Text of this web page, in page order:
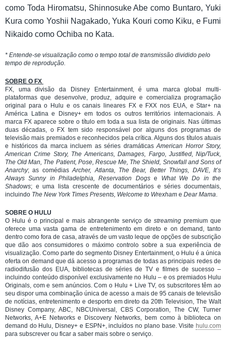
como Toda Hiromatsu, Shinnosuke Abe como Buntaro, Yuki
Kura como Yoshii Nagakado, Yuka Kouri como Kiku, e Fumi
Nikaido como Ochiba no Kata.
* Entende-se visualização como o tempo total de transmissão dividido pelo
tempo de reprodução.
SOBRE O FX
FX, uma divisão da Disney Entertainment, é uma marca global multi-
plataformas que desenvolve, produz, adquire e comercializa programação
original para o Hulu e os canais lineares FX e FXX nos EUA, e Star+ na
América Latina e Disney+ em todos os outros territórios internacionais. A
marca FX aparece sobre o título em toda a sua lista de originais. Nas últimas
duas décadas, o FX tem sido responsável por alguns dos programas de
televisão mais premiados e reconhecidos pela crítica. Alguns dos títulos atuais
e históricos da marca incluem as séries dramáticas American Horror Story,
American Crime Story, The Americans, Damages, Fargo, Justified, Nip/Tuck,
The Old Man, The Patient, Pose, Rescue Me, The Shield, Snowfall and Sons of
Anarchy; as comédiasArcher, Atlanta, The Bear, Better Things, DAVE, It’s
Always Sunny in Philadelphia, Reservation Dogse
What We Do in the
Shadows; e uma lista crescente de documentários e séries documentais,
incluindo The New York Times Presents, Welcome to Wrexham e Dear Mama
SOBRE O HULU
O Hulu é o principal e mais abrangente serviço de streaming premium que
oferece uma vasta gama de entretenimento em direto e on demand, tanto
dentro como fora de casa, através de um vasto leque de opções de subscrição
que dão aos consumidores o máximo controlo sobre a sua experiência de
visualização. Como parte do segmento Disney Entertainment, o Hulu é a única
oferta on demand que dá acesso a programas de todas as principais redes de
radiodifusão dos EUA, bibliotecas de séries de TV e filmes de sucesso –
incluindo conteúdo disponível exclusivamente no Hulu – e os premiados Hulu
Originals, com e sem anúncios. Com o Hulu + Live TV, os subscritores têm ao
seu dispor uma combinação única de acesso a mais de 95 canais de televisão
de notícias, entretenimento e desporto em direto da 20th Television, The Walt
Disney Company, ABC, NBCUniversal, CBS Corporation, The CW, Turner
Networks, A+E Networks e Discovery Networks, bem como à biblioteca on
demand do Hulu, Disney+ e ESPN+, incluídos no plano base. Visite hulu.com
para subscrever ou ficar a saber mais sobre o serviço.